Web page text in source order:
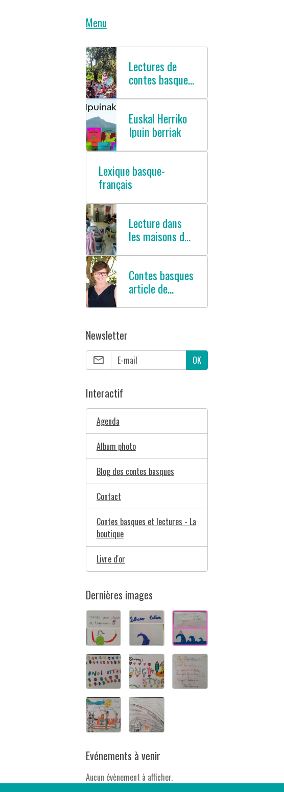
Menu
Lectures de
contes basques
Euskal Herriko
Ipuin berriak
Lexique basque-
français
Lecture dans
les maisons de
Contes basques
article de
Newsletter
OK
Interactif
Agenda
Album photo
Blog des contes basques
Contact
Contes basques et lectures - La
boutique
Livre d'or
Dernières images
Evénements à venir
Aucun évènement à afficher.